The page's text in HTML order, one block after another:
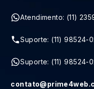
Atendimento: (11)
Suporte: (11) 98524-
Suporte: (11) 98524-